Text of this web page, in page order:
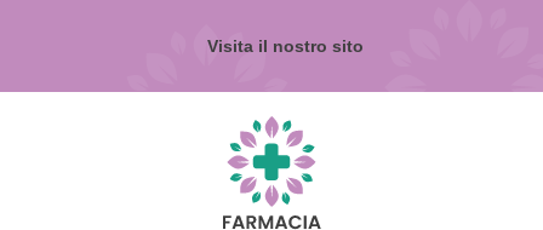
Visita il nostro sito